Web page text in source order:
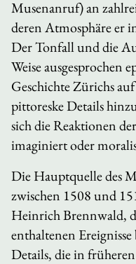
Musenanruf) an
deren Atmosphäre er
Der Tonfall und die
Weise ausgesprochen
Geschichte Zürichs
pittoreske Details
sich die Reaktionen
imaginiert oder
Die Hauptquelle des
zwischen 1508 und
Heinrich Brennwald,
enthaltenen
Details, die in